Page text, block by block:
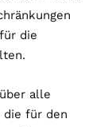
die
alle
die für den